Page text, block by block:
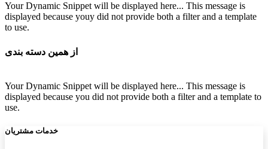
Your Dynamic Snippet will be displayed here... This message is
displayed because youy did not provide both a filter and a template
to use.
از همین دسته بندی
Your Dynamic Snippet will be displayed here... This message is
displayed because you did not provide both a filter and a template to
use.
خدمات مشتریان